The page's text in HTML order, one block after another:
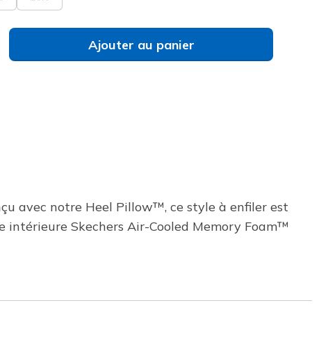
Ajouter au panier
avec notre Heel Pillow™, ce style à enfiler est
intérieure Skechers Air-Cooled Memory Foam™